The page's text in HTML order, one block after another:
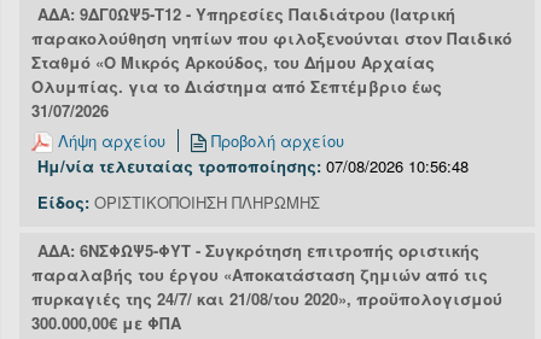
ΑΔΑ: 9ΔΓ0ΩΨ5-Τ12 - Υπηρεσίες Παιδιάτρου (Ιατρική
παρακολούθηση νηπίων που φιλοξενούνται στον Παιδικό
Σταθμό «Ο Μικρός Αρκούδος, του Δήμου Αρχαίας
Ολυμπίας. για το Διάστημα από Σεπτέμβριο έως
31/07/2026
Λήψη αρχείου
Προβολή αρχείου
Ημ/νία τελευταίας τροποποίησης: 07/08/2026 10:56:48
Είδος: ΟΡΙΣΤΙΚΟΠΟΙΗΣΗ ΠΛΗΡΩΜΗΣ
ΑΔΑ: 6ΝΣΦΩΨ5-ΦΥΤ - Συγκρότηση επιτροπής οριστικής
παραλαβής του έργου «Αποκατάσταση ζημιών από τις
πυρκαγιές της 24/7/ και 21/08/του 2020», προϋπολογισμού
300.000,00€ με ΦΠΑ